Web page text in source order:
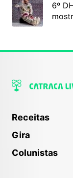
6º
Receitas
Gira
Colunistas